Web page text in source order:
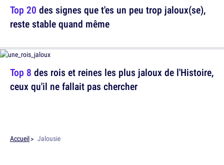
Top 8 des rois et reines les plus jaloux de l'Histoire,
ceux qu'il ne fallait pas chercher
Top 20 des signes que t'es un peu trop jaloux(se),
reste stable quand même
Accueil Jalousie